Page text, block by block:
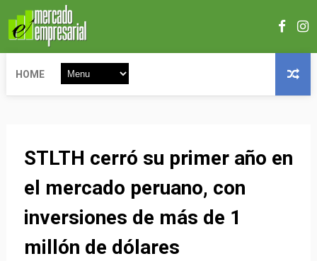
HOME
STLTH cerró su primer año en
el mercado peruano, con
inversiones de más de 1
millón de dólares